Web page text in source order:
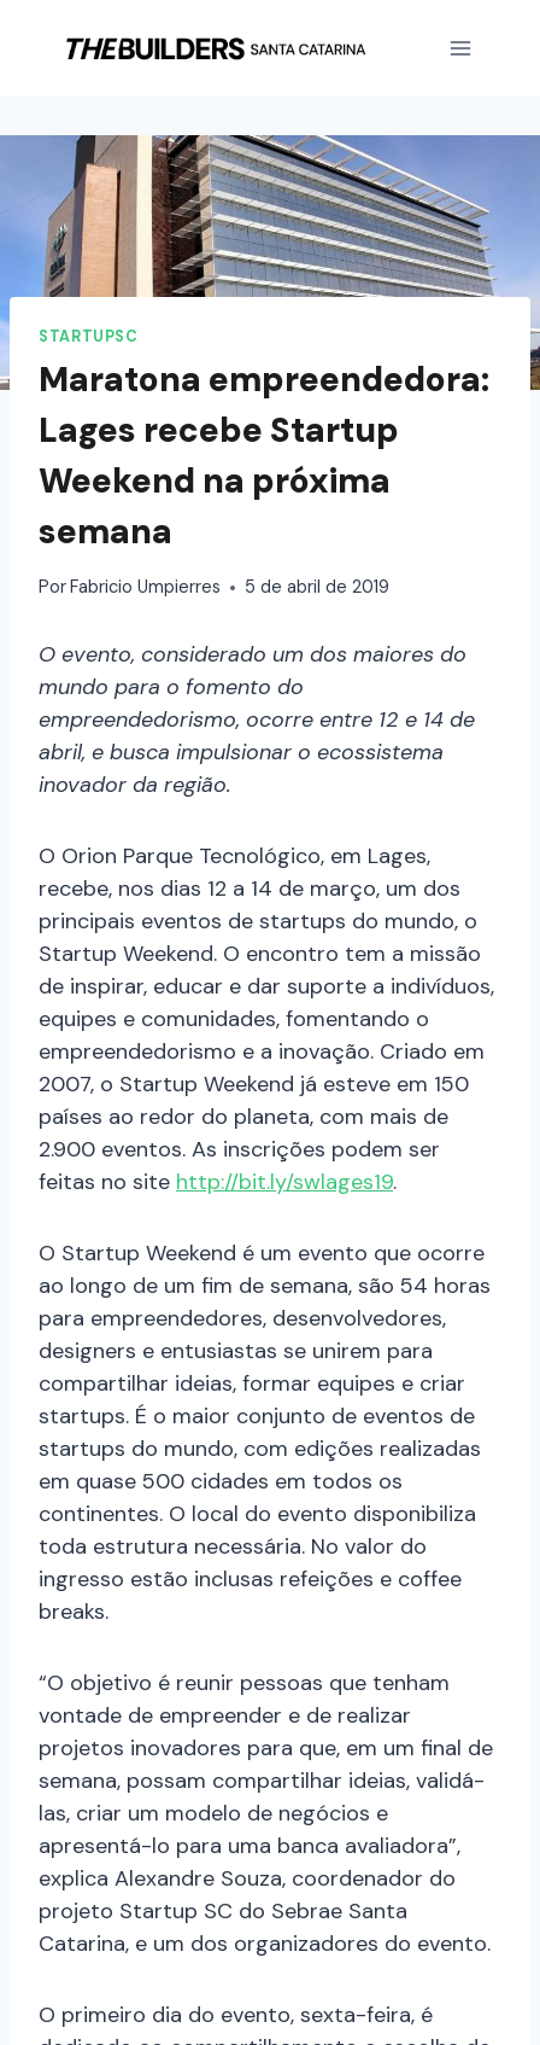
STARTUPSC
Maratona empreendedora:
Lages recebe Startup
Weekend na próxima
semana
Por Fabricio Umpierres 5 de abril de 2019
O evento, considerado um dos maiores do
mundo para o fomento do
empreendedorismo, ocorre entre 12 e 14 de
abril, e busca impulsionar o ecossistema
inovador da região.
O Orion Parque Tecnológico, em Lages,
recebe, nos dias 12 a 14 de março, um dos
principais eventos de startups do mundo, o
Startup Weekend. O encontro tem a missão
de inspirar, educar e dar suporte a indivíduos,
equipes e comunidades, fomentando o
empreendedorismo e a inovação. Criado em
2007, o Startup Weekend já esteve em 150
países ao redor do planeta, com mais de
2.900 eventos. As inscrições podem ser
feitas no site http://bit.ly/swlages19.
O Startup Weekend é um evento que ocorre
ao longo de um fim de semana, são 54 horas
para empreendedores, desenvolvedores,
designers e entusiastas se unirem para
compartilhar ideias, formar equipes e criar
startups. É o maior conjunto de eventos de
startups do mundo, com edições realizadas
em quase 500 cidades em todos os
continentes. O local do evento disponibiliza
toda estrutura necessária. No valor do
ingresso estão inclusas refeições e coffee
breaks.
“O objetivo é reunir pessoas que tenham
vontade de empreender e de realizar
projetos inovadores para que, em um final de
semana, possam compartilhar ideias, validá-
las, criar um modelo de negócios e
apresentá-lo para uma banca avaliadora”,
explica Alexandre Souza, coordenador do
projeto Startup SC do Sebrae Santa
Catarina, e um dos organizadores do evento.
O primeiro dia do evento, sexta-feira, é